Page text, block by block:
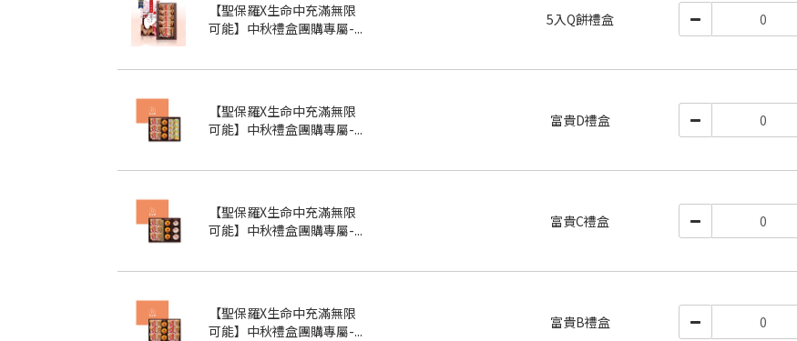
【聖保羅X生命中充滿無限
可能】中秋禮盒團購專屬-...
5入Q餅禮盒
【聖保羅X生命中充滿無限
可能】中秋禮盒團購專屬-...
富貴D禮盒
【聖保羅X生命中充滿無限
可能】中秋禮盒團購專屬-...
富貴C禮盒
【聖保羅X生命中充滿無限
可能】中秋禮盒團購專屬-...
富貴B禮盒